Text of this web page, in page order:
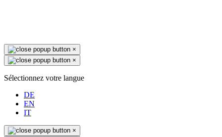
×
×
Sélectionnez votre langue
DE
EN
IT
×